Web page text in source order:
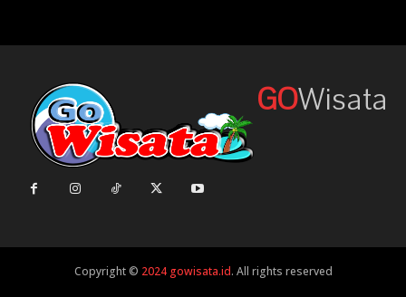
GOWisata
Copyright © 2024 gowisata.id. All rights reserved